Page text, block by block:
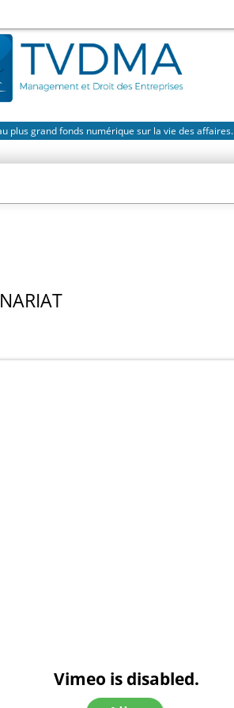
plus grand fonds numérique sur la vie des affaires.
Vimeo is disabled.